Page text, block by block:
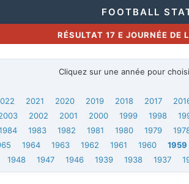
FOOTBALL
RÉSULTAT 17 E JOURNÉE DE
Cliquez sur une année pour
2021 2020 2019 2018 2017
2002 2001 2000 1999 1998
1983 1982 1981 1980 1979
1964 1963 1962 1961 1960 1959
1948 1947 1946 1939 1938 1937